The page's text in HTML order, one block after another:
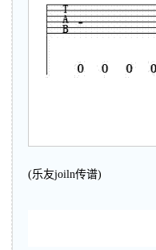
(乐友joiln传谱)